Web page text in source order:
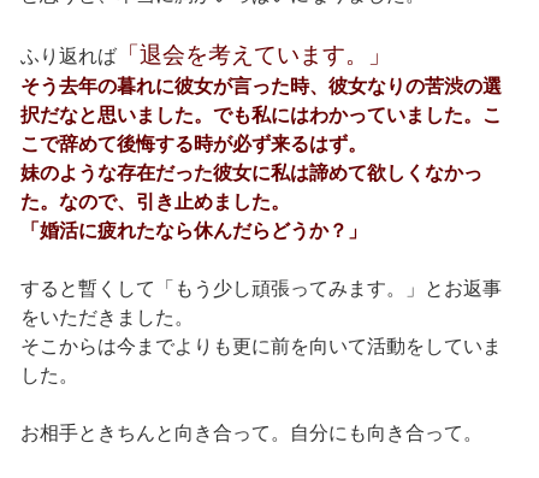
ふり返れば「退会を考えています。」
そう去年の暮れに彼女が言った時、彼女なりの苦渋の選
択だなと思いました。でも私にはわかっていました。こ
こで辞めて後悔する時が必ず来るはず。
妹のような存在だった彼女に私は諦めて欲しくなかっ
た。なので、引き止めました。
「婚活に疲れたなら休んだらどうか？」
すると暫くして「もう少し頑張ってみます。」とお返事
をいただきました。
そこからは今までよりも更に前を向いて活動をしていま
した。
お相手ときちんと向き合って。自分にも向き合って。